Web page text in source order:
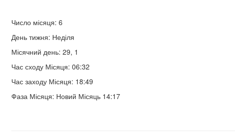
Число місяця: 6
День тижня: Неділя
Місячний день: 29, 1
Час сходу Місяця: 06:32
Час заходу Місяця: 18:49
Фаза Місяця: Новий Місяць 14:17